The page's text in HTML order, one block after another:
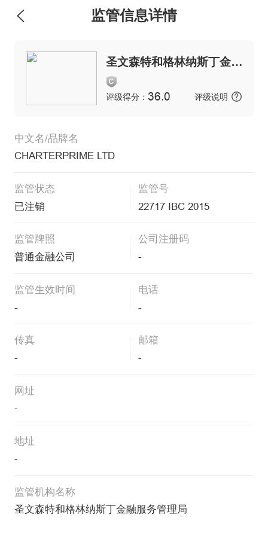
监管信息详情
圣文森特和格林纳斯丁金融服务管理局
评级得分： 36.0 评级说明
中文名/品牌名
CHARTERPRIME LTD
监管状态
已注销
监管号
22717 IBC 2015
监管牌照
普通金融公司
公司注册码
-
监管生效时间
-
电话
-
传真
-
邮箱
-
网址
-
地址
-
监管机构名称
圣文森特和格林纳斯丁金融服务管理局